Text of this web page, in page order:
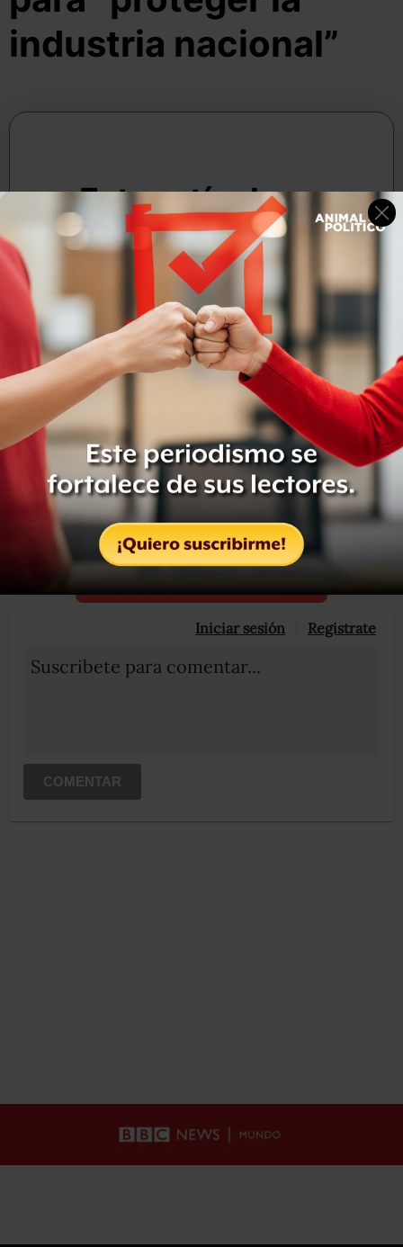
industria nacional”
Este artículo es
exclusivo para
suscriptores
Tu contribución nos ayuda a cubrir costos
de investigación, tecnología y ofrecerte
servicios de valor agregado.
SUSCRÍBETE
Ya soy suscriptor
Iniciar sesión Registrate
Suscribete para comentar...
COMENTAR